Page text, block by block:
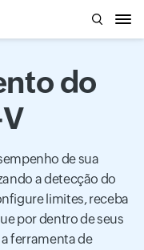
do
de sua
a detecção do
limites, receba
por dentro de seus
ferramenta de